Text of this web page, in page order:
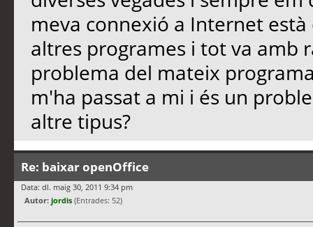
meva connexió a Internet
altres programes i tot va amb
problema del mateix
m'ha passat a mi i és un
altre tipus?
Re: baixar openOffice
Data: dl. maig 30, 2011 9:34 pm
Autor: jordis (Entrades: 52)